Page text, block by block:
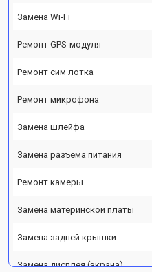
Замена Wi-Fi
Ремонт GPS-модуля
Ремонт сим лотка
Ремонт микрофона
Замена шлейфа
Замена разъема питания
Ремонт камеры
Замена материнской платы
Замена задней крышки
Замена дисплея (экрана)